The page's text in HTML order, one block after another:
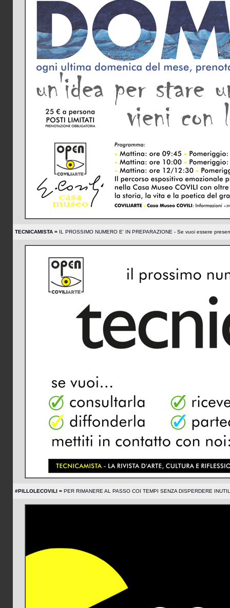
TECNICAMISTA = IL PROSSIMO NUMERO E' IN PREPARAZIONE - Se vuoi essere
#PILLOLECOVILI = PER RIMANERE AL PASSO COI TEMPI SENZA DISPERDERE